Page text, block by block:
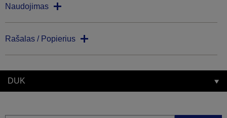
Naudojimas
Rašalas / Popierius
DUK